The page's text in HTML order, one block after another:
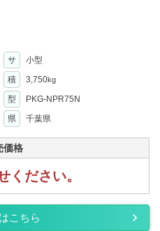
サ
小型
積 3,750kg
型
PKG-NPR75N
県 千葉県
価格
ください。
こちら